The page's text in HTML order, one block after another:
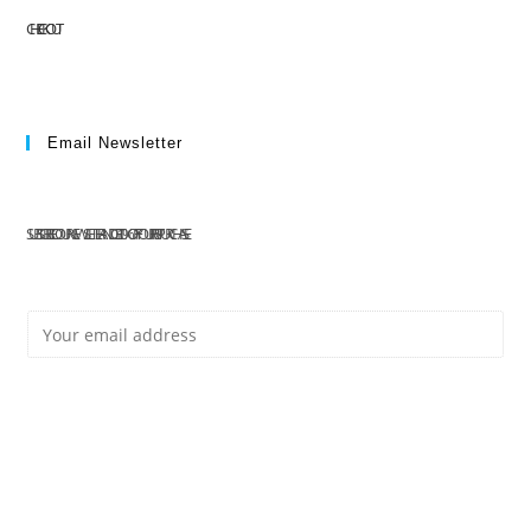
CHECKOUT
Email Newsletter
SUBSCRIBE TO OUR NEWSLETTER AND GET 10% OFF YOUR FIRST PURCHASE